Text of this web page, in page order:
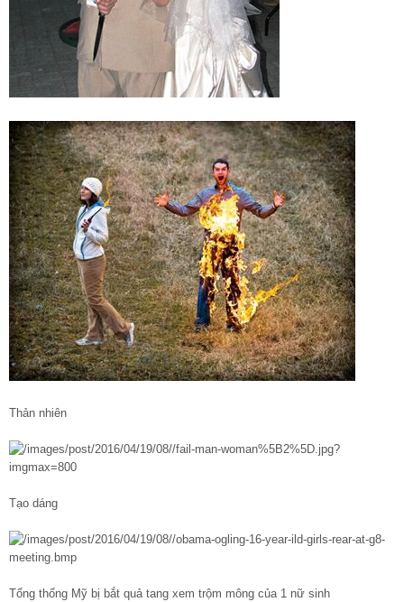
Thản nhiên
Tạo dáng
Tổng thống Mỹ bị bắt quả tang xem trộm mông của 1 nữ sinh